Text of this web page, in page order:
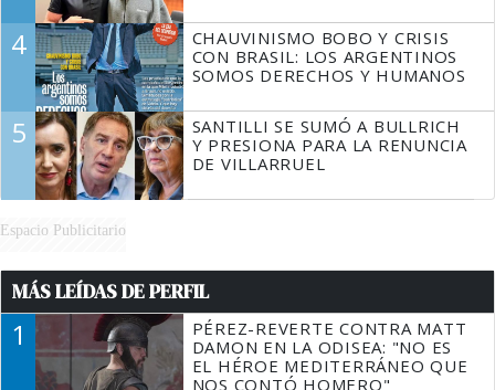
4
CHAUVINISMO BOBO Y CRISIS
CON BRASIL: LOS ARGENTINOS
SOMOS DERECHOS Y HUMANOS
5
SANTILLI SE SUMÓ A BULLRICH
Y PRESIONA PARA LA RENUNCIA
DE VILLARRUEL
Espacio Publicitario
MÁS LEÍDAS DE PERFIL
1
PÉREZ-REVERTE CONTRA MATT
DAMON EN LA ODISEA: "NO ES
EL HÉROE MEDITERRÁNEO QUE
NOS CONTÓ HOMERO"